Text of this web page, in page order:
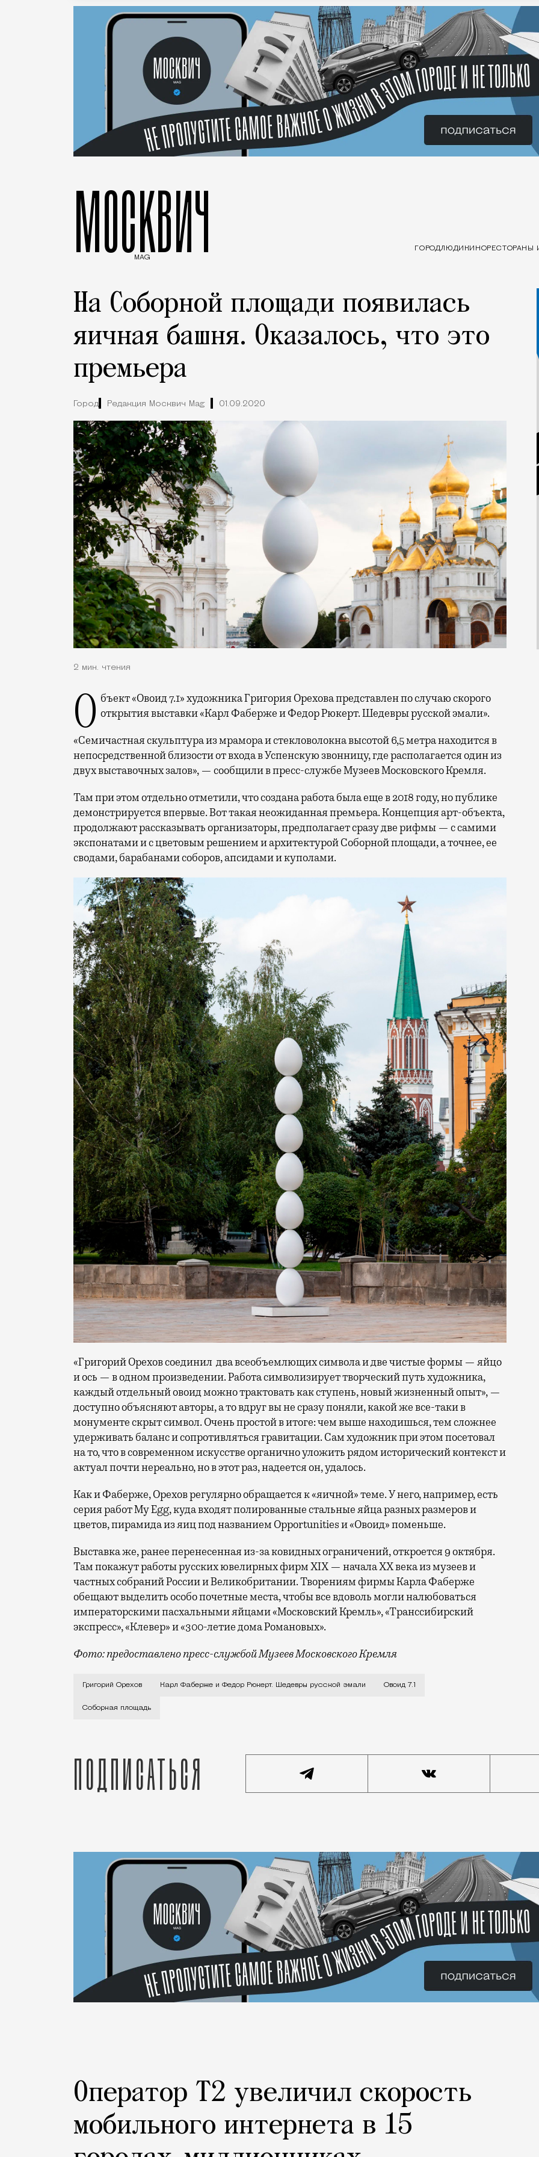
МОСКВИЧ
MAG
ГОРОДЛЮДИ КИНОРЕСТОРАНЫ
На Соборной площади появилась
яичная башня. Оказалось, что это
премьера
Город Редакция Москвич Mag 01.09.2020
2 мин. чтения
Объект «Овоид 7.1» художника Григория Орехова представлен по случаю скорого открытия выставки «Карл Фаберже и Федор Рюкерт. Шедевры русской эмали».
«Семичастная скульптура из мрамора и стекловолокна высотой 6,5 метра находится в
непосредственной близости от входа в Успенскую звонницу, где располагается один из
двух выставочных залов», — сообщили в пресс-службе Музеев Московского Кремля.
Там при этом отдельно отметили, что создана работа была еще в 2018 году, но публике
демонстрируется впервые. Вот такая неожиданная премьера. Концепция арт-объекта,
продолжают рассказывать организаторы, предполагает сразу две рифмы — с самими
экспонатами и с цветовым решением и архитектурой Соборной площади, а точнее, ее
сводами, барабанами соборов, апсидами и куполами.
«Григорий Орехов соединил два всеобъемлющих символа и две чистые формы — яйцо
и ось — в одном произведении. Работа символизирует творческий путь художника,
каждый отдельный овоид можно трактовать как ступень, новый жизненный опыт», —
доступно объясняют авторы, а то вдруг вы не сразу поняли, какой же все-таки в
монументе скрыт символ. Очень простой в итоге: чем выше находишься, тем сложнее
удерживать баланс и сопротивляться гравитации. Сам художник при этом посетовал
на то, что в современном искусстве органично уложить рядом исторический контекст и
актуал почти нереально, но в этот раз, надеется он, удалось.
Как и Фаберже, Орехов регулярно обращается к «яичной» теме. У него, например, есть
серия работ My Egg, куда входят полированные стальные яйца разных размеров и
цветов, пирамида из яиц под названием Opportunities и «Овоид» поменьше.
Выставка же, ранее перенесенная из-за ковидных ограничений, откроется 9 октября.
Там покажут работы русских ювелирных фирм ХIХ — начала ХХ века из музеев и
частных собраний России и Великобритании. Творениям фирмы Карла Фаберже
обещают выделить особо почетные места, чтобы все вдоволь могли налюбоваться
императорскими пасхальными яйцами «Московский Кремль», «Транссибирский
экспресс», «Клевер» и «300-летие дома Романовых».
Фото: предоставлено пресс-службой Музеев Московского Кремля
Объект «Овоид 7.1» художника Григория Орехова представлен по случаю скорого
Григорий Орехов Карл Фаберже и Федор Рюкерт. Шедевры русской эмали Овоид 7.1
Соборная площадь
Подписаться
Оператор Т2 увеличил скорость
мобильного интернета в 15